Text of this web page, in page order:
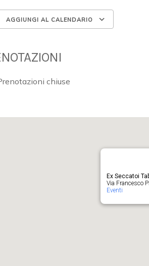
AGGIUNGI AL CALENDARIO
chiuse
Ex Seccatoi
Via Francesco
Eventi